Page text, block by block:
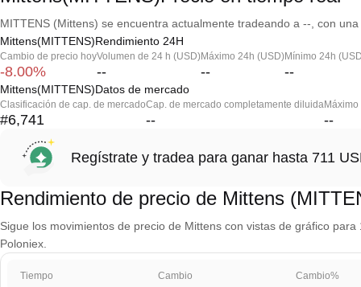
MITTENS (Mittens) se encuentra actualmente tradeando a --, con
Mittens(MITTENS)Rendimiento 24H
Cambio de precio hoy
-8.00%
Volumen de 24 h (USD)
--
Máximo 24h (USD)
--
Mínimo 24h
--
Mittens(MITTENS)Datos de mercado
Clasificación de cap. de mercado
#6,741
Cap. de mercado completamente diluida
-- --
Regístrate y tradea para ganar hasta 711
Rendimiento de precio de Mittens
Sigue los movimientos de precio de Mittens con vistas de gráfico
Poloniex.
Tiempo Cambio Cambio%